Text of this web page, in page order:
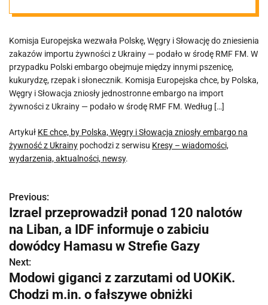
embargo na
żywność z
Ukrainy
Komisja Europejska wezwała Polskę, Węgry i Słowację do zniesienia
zakazów importu żywności z Ukrainy — podało w środę RMF FM. W
przypadku Polski embargo obejmuje między innymi pszenicę,
kukurydzę, rzepak i słonecznik. Komisja Europejska chce, by Polska,
Węgry i Słowacja zniosły jednostronne embargo na import
żywności z Ukrainy — podało w środę RMF FM. Według […]
Artykuł KE chce, by Polska, Węgry i Słowacja zniosły embargo na
żywność z Ukrainy pochodzi z serwisu Kresy – wiadomości,
wydarzenia, aktualności, newsy.
N
a
w
i
g
Previous:
Izrael przeprowadził ponad 120 nalotów
na Liban, a IDF informuje o zabiciu
dowódcy Hamasu w Strefie Gazy
Next:
Modowi giganci z zarzutami od UOKiK.
Chodzi m.in. o fałszywe obniżki